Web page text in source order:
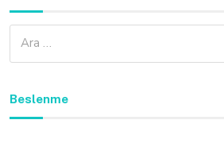
Arama:
Beslenme